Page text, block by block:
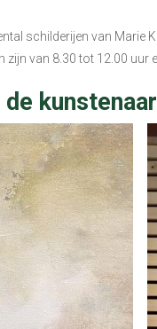
schilderijen van Marie
zijn van 8.30 tot 12.00 uur
kunstenaar